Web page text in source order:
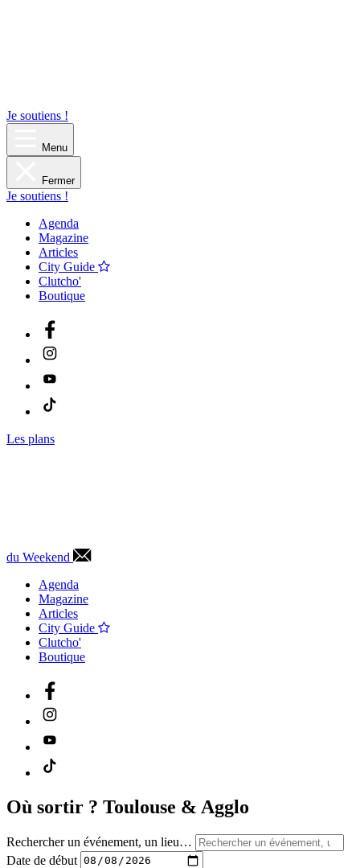
Je soutiens !
Menu
Fermer
Je soutiens !
Agenda
Magazine
Articles
City Guide
Clutcho'
Boutique
Les plans
du Weekend
Agenda
Magazine
Articles
City Guide
Clutcho'
Boutique
Où sortir ? Toulouse & Agglo
Rechercher un événement, un lieu…
Date de début